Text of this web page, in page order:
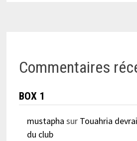
Commentaires
BOX 1
mustapha sur Touahria
du club